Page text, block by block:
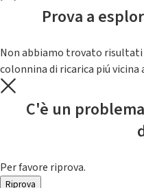
Prova a
Non abbiamo trovato risultati
colonnina di ricarica piú
C'è un
Per favore riprova.
Riprova